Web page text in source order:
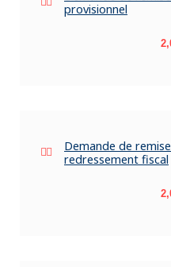
provisionnel
Demande de
redressement fiscal